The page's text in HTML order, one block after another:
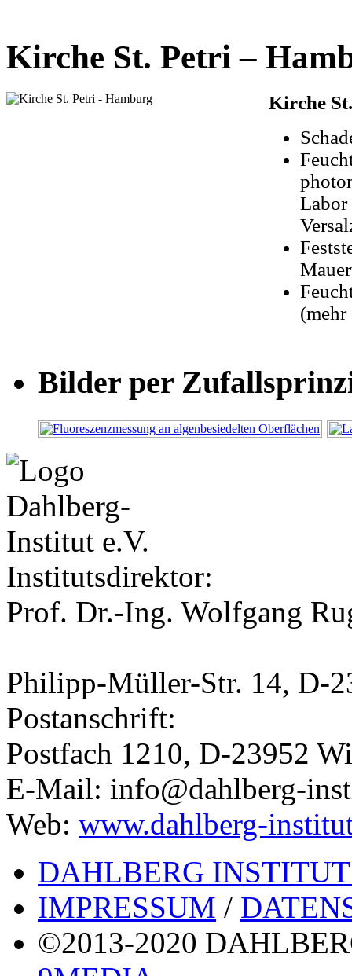
Kirche St. Petri –
Kirche
Labor
(mehr
Bilder per
Institutsdirektor:
Prof. Dr.-Ing. Wolfgang
Philipp-Müller-Str. 14, D-
Postanschrift:
Postfach 1210, D-23952
E-Mail: info@dahlberg-
Web: www.dahlberg-
DAHLBERG
IMPRESSUM /
©2013-2020